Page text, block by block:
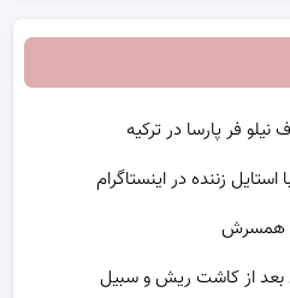
فر پارسا در ترکیه
زننده در اینستاگرام
همسرش
بعد از کاشت ریش و سبیل